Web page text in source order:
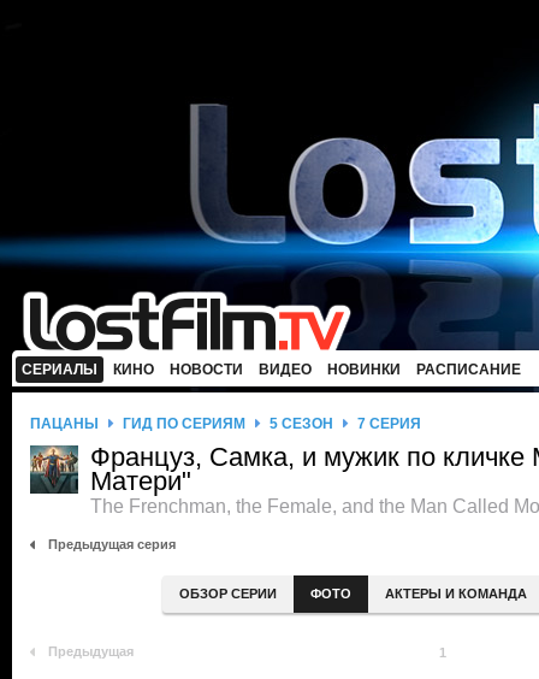
СЕРИАЛЫ КИНО НОВОСТИ ВИДЕО НОВИНКИ РАСПИСАНИЕ
ПАЦАНЫ ГИД ПО СЕРИЯМ 5 СЕЗОН 7 СЕРИЯ
Француз, Самка, и мужик по кличке
Матери"
The Frenchman, the Female, and the Man Called
Предыдущая серия
ОБЗОР СЕРИИ ФОТО АКТЕРЫ И КОМАНДА
Предыдущая 1